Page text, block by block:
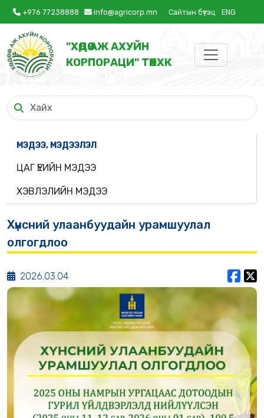
+976 77238888 info@agricorp.mn Сайтын бүтэц ENG
"ХӨДӨӨ АЖ АХУЙН
КОРПОРАЦИ" ТӨХХК
МЭДЭЭ, МЭДЭЭЛЭЛ
ЦАГ ҮЕИЙН МЭДЭЭ
ХЭВЛЭЛИЙН МЭДЭЭ
Хүнсний улаанбуудайн урамшуулал
олгогдлоо
2026.03.04